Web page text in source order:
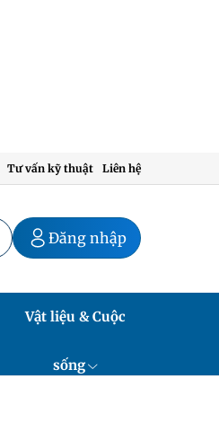
Tư vấn kỹ thuật Liên hệ
Đăng nhập
Vật liệu & Cuộc
sống